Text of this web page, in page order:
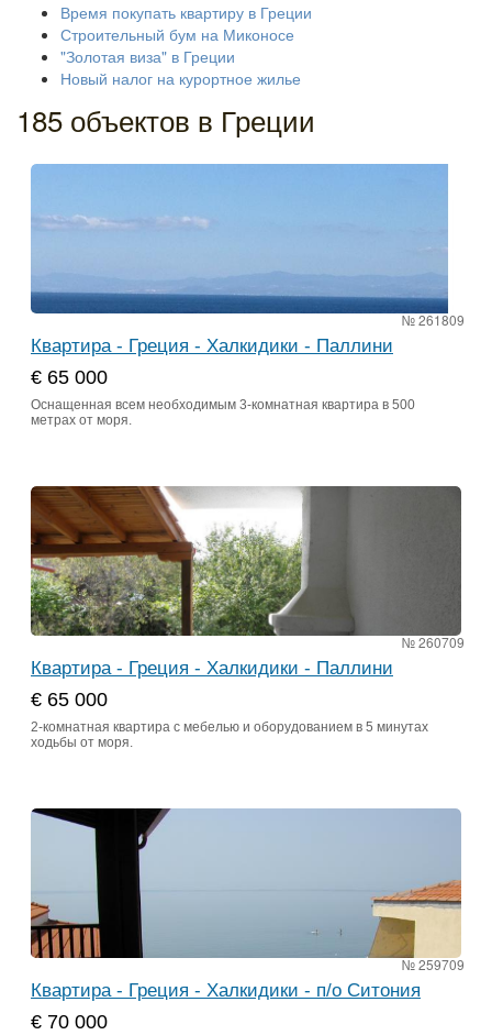
Время покупать квартиру в Греции
Строительный бум на Миконосе
"Золотая виза" в Греции
Новый налог на курортное жилье
185 объектов в Греции
№ 261809
Квартира - Греция - Халкидики - Паллини
€ 65 000
Оснащенная всем необходимым 3-комнатная квартира в 500
метрах от моря.
№ 260709
Квартира - Греция - Халкидики - Паллини
€ 65 000
2-комнатная квартира с мебелью и оборудованием в 5 минутах
ходьбы от моря.
№ 259709
Квартира - Греция - Халкидики - п/о Ситония
€ 70 000